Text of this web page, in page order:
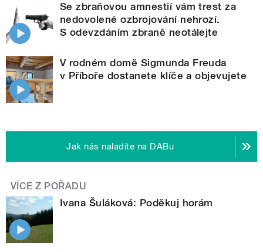
Se zbraňovou amnestií vám trest za
nedovolené ozbrojování nehrozí.
S odevzdáním zbraně neotálejte
V rodném domě Sigmunda Freuda
v Příboře dostanete klíče a objevujete
Jak nás naladíte na DABu
VÍCE Z POŘADU
Ivana Šuláková: Poděkuj horám